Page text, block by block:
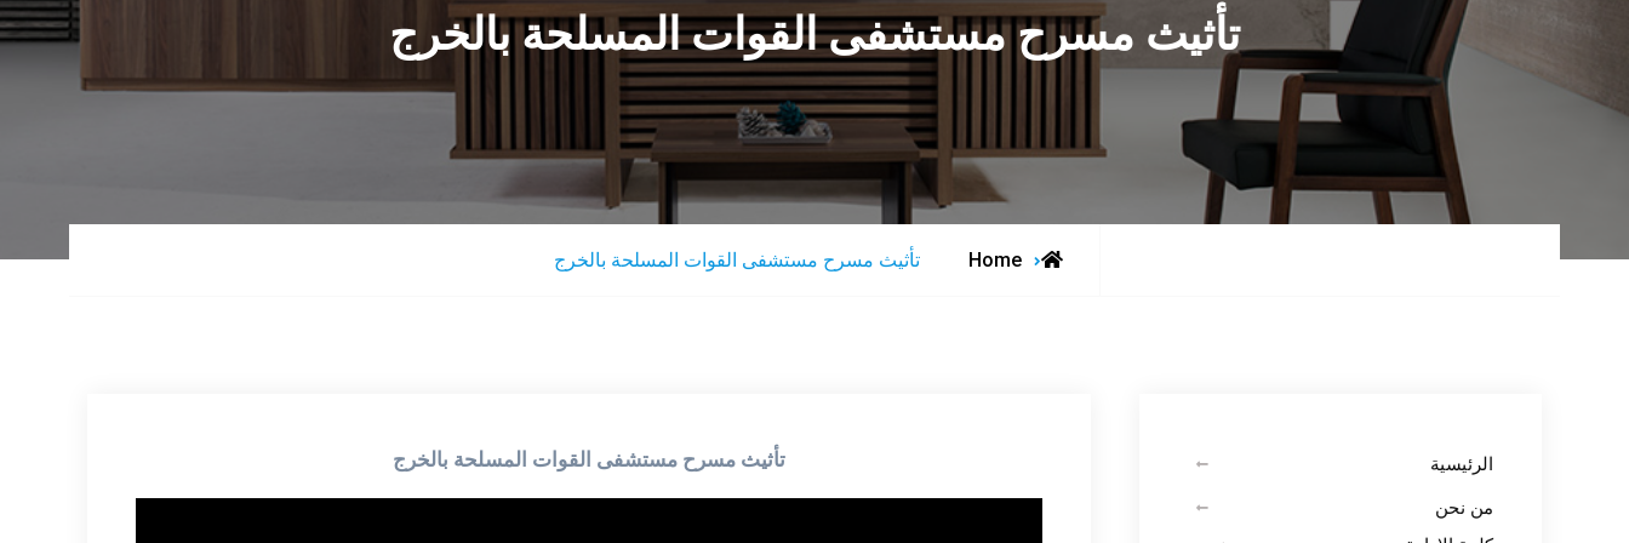
تأثيث مسرح مستشفى القوات المسلحة بالخرج
Home تأثيث مسرح مستشفى القوات المسلحة بالخرج
تأثيث مسرح مستشفى القوات المسلحة بالخرج
الرئيسية
من نحن